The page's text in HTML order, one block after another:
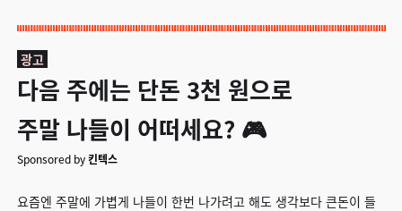
광고
다음 주에는 단돈 3천 원으로
주말 나들이 어떠세요? 🎮
Sponsored by킨텍스
요즘엔 주말에 가볍게 나들이 한번 나가려고 해도 생각보다 큰돈이 들